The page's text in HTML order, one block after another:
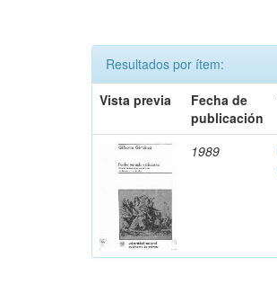
Resultados por ítem:
Vista previa
Fecha de
publicación
1989